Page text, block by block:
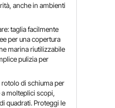
anche in ambienti
taglia facilmente
per una copertura
marina riutilizzabile
pulizia per
rotolo di schiuma per
molteplici scopi,
quadrati. Proteggi le